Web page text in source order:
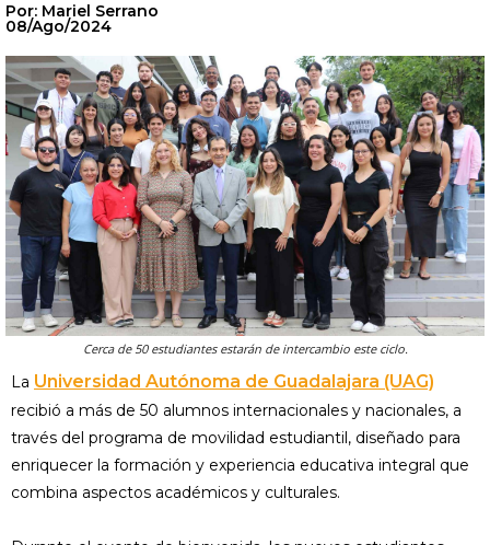
Por: Mariel Serrano
08/Ago/2024
Cerca de 50 estudiantes estarán de intercambio este ciclo.
La Universidad Autónoma de Guadalajara (UAG)
recibió a más de 50 alumnos internacionales y nacionales, a
través del programa de movilidad estudiantil, diseñado para
enriquecer la formación y experiencia educativa integral que
combina aspectos académicos y culturales.